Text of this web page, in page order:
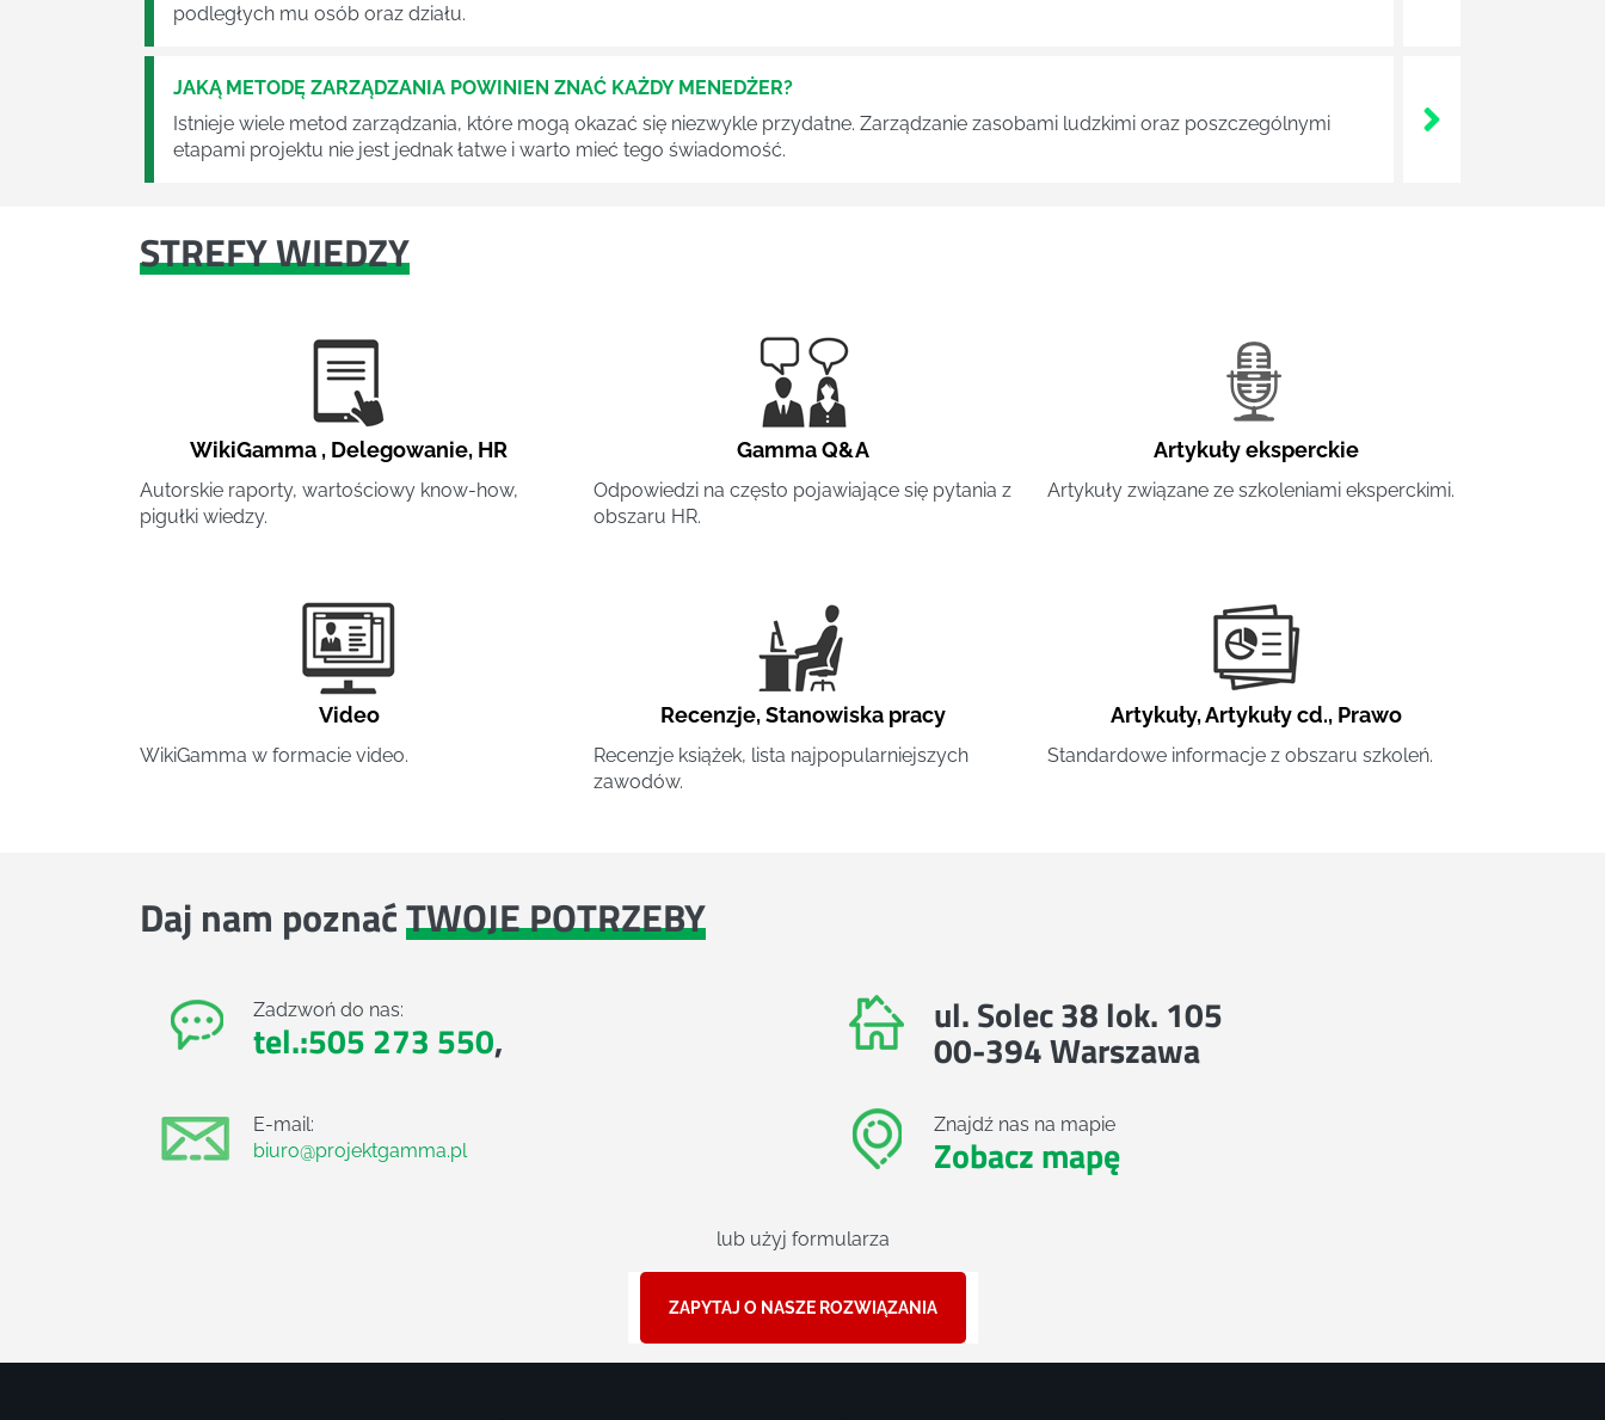
podległych mu osób oraz działu.
JAKĄ METODĘ ZARZĄDZANIA POWINIEN ZNAĆ KAŻDY MENEDŻER?
Istnieje wiele metod zarządzania, które mogą okazać się niezwykle przydatne. Zarządzanie zasobami ludzkimi oraz poszczególnymi
etapami projektu nie jest jednak łatwe i warto mieć tego świadomość.
STREFY WIEDZY
WikiGamma , Delegowanie, HR
Autorskie raporty, wartościowy know-how,
pigułki wiedzy.
Gamma Q&A
Odpowiedzi na często pojawiające się pytania z
obszaru HR.
Artykuły eksperckie
Artykuły związane ze szkoleniami eksperckimi.
Video
WikiGamma w formacie video.
Recenzje,Stanowiska pracy
Recenzje książek, lista najpopularniejszych
zawodów.
Artykuły,Artykuły cd., Prawo
Standardowe informacje z obszaru szkoleń.
Daj nam poznaćTWOJE POTRZEBY
Zadzwoń do nas:
tel.:505 273 550,
E-mail:
biuro@projektgamma.pl
ul. Solec 38 lok. 105
00-394 Warszawa
Znajdź nas na mapie
Zobacz mapę
lub użyj formularza
ZAPYTAJ O NASZE ROZWIĄZANIA